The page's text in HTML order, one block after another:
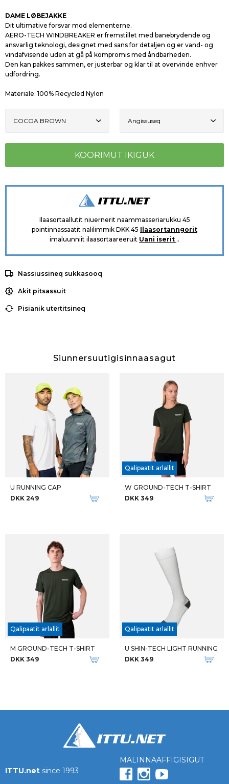
DAME LØBEJAKKE
Dit ultimative forsvar mod elementerne.
AERO-TECH WINDBREAKER er fremstillet med banebrydende og
ansvarlig teknologi, designet med sans for detaljen og er vand- og
vindafvisende uden at gå på kompromis med åndbarheden.
Den kan pakkes sammen, er justerbar og klar til at overvinde enhver
udfordring.
Materiale: 100% Recycled Nylon
Ilaasortaallutit niuernerit naammasseriarukku 45
pointinnassaatit nalilimmik DKK 45 Ilaasortanngorit
imaluunniit ilaasortaareeruit Uani iserit ..
Nassiussineq sukkasooq
Akit pitsassuit
Pisianik utertitsineq
Siunnersuutigisinnaasagut
U RUNNING CAP
DKK 249
Qalipaatit arlallit
W GROUND-TECH T-SHIRT
DKK 349
Qalipaatit arlallit
M GROUND-TECH T-SHIRT
DKK 349
Qalipaatit arlallit
U SHIN-TECH LIGHT RUNNING
DKK 349
ITTU.net since 1993
MALINNAAFFIGISIGUT